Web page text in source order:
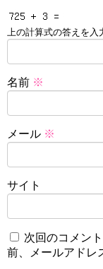
上の計算式の答えを
名前 ※
メール ※
サイト
次回のコメン
前、メールアドレ